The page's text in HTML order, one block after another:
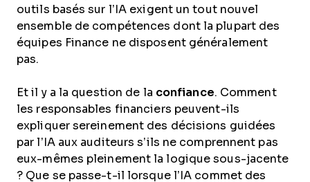
outils basés sur l’IA exigent un tout nouvel
ensemble de compétences dont la plupart des
équipes Finance ne disposent généralement
pas.
Et il y a la question de la confiance. Comment
les responsables financiers peuvent-ils
expliquer sereinement des décisions guidées
par l’IA aux auditeurs s’ils ne comprennent pas
eux-mêmes pleinement la logique sous-jacente
? Que se passe-t-il lorsque l’IA commet des